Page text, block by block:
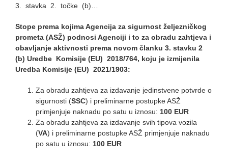
3. stavka 2. točke (b)…
Stope prema kojima Agencija za sigurnost željezničkog
prometa (ASŽ) podnosi Agenciji i to za obradu zahtjeva i
obavljanje aktivnosti prema novom članku 3. stavku 2
(b) Uredbe Komisije (EU) 2018/764, koju je izmijenila
Uredba Komisije (EU) 2021/1903:
Za obradu zahtjeva za izdavanje jedinstvene potvrde o
sigurnosti (SSC) i preliminarne postupke ASŽ
primjenjuje naknadu po satu u iznosu: 100 EUR
Za obradu zahtjeva za izdavanje svih tipova vozila
(VA) i preliminarne postupke ASŽ primjenjuje naknadu
po satu u iznosu: 100 EUR